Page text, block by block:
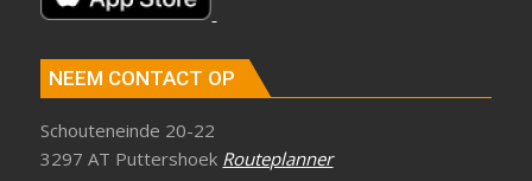
NEEM CONTACT OP
Schouteneinde 20-22
3297 AT Puttershoek Routeplanner